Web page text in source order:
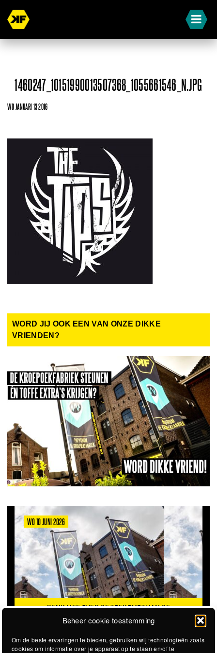
Beheer cookie toestemming
Om de beste ervaringen te bieden, gebruiken wij technologieën zoals
cookies om informatie over je apparaat op te slaan en/of te
1460247_10151990013507368_1055661546_N.JPG
WO JANUARI 13 2016
WORD JIJ OOK EEN VAN ONZE DIKKE
VRIENDEN?
WO 10 JUNI 2026
DENK MEE OVER DE TOEKOMST VAN DE
KROEPOEKFABRIEK